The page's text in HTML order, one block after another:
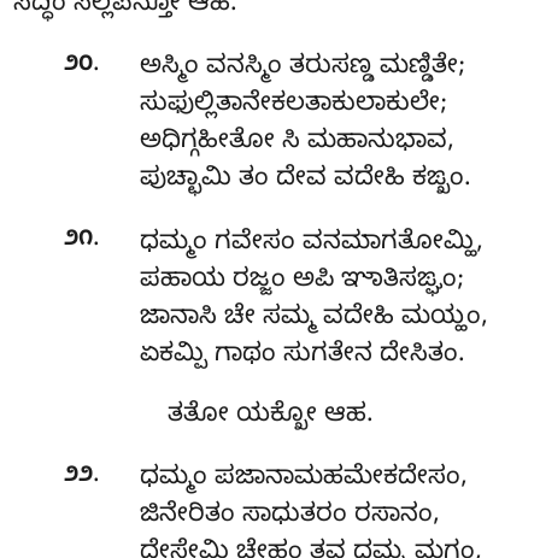
೨೦.
ಅಸ್ಮಿಂ ವನಸ್ಮಿಂ ತರುಸಣ್ಡ ಮಣ್ಡಿತೇ;
ಸುಫುಲ್ಲಿತಾನೇಕಲತಾಕುಲಾಕುಲೇ;
ಅಧಿಗ್ಗಹೀತೋ ಸಿ ಮಹಾನುಭಾವ,
ಪುಚ್ಛಾಮಿ ತಂ ದೇವ ವದೇಹಿ ಕಙ್ಖಂ.
೨೧.
ಧಮ್ಮಂ ಗವೇಸಂ ವನಮಾಗತೋಮ್ಹಿ,
ಪಹಾಯ ರಜ್ಜಂ ಅಪಿ ಞಾತಿಸಙ್ಘಂ;
ಜಾನಾಸಿ ಚೇ ಸಮ್ಮ ವದೇಹಿ ಮಯ್ಹಂ,
ಏಕಮ್ಪಿ ಗಾಥಂ ಸುಗತೇನ ದೇಸಿತಂ.
ತತೋ ಯಕ್ಖೋ ಆಹ.
೨೨.
ಧಮ್ಮಂ ಪಜಾನಾಮಹಮೇಕದೇಸಂ,
ಜಿನೇರಿತಂ ಸಾಧುತರಂ ರಸಾನಂ,